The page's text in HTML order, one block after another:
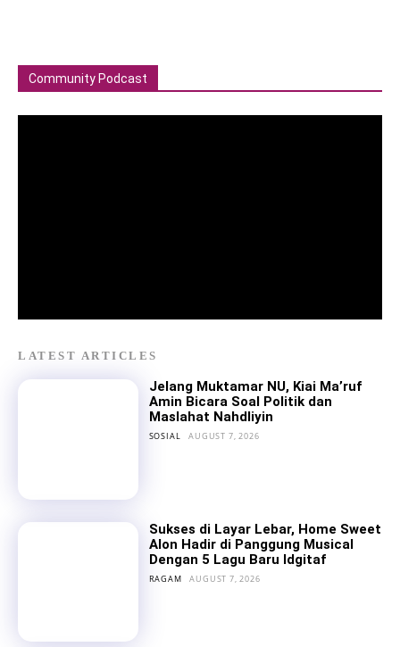
Community Podcast
LATEST ARTICLES
Jelang Muktamar NU, Kiai Ma’ruf
Amin Bicara Soal Politik dan
Maslahat Nahdliyin
SOSIAL AUGUST 7, 2026
Sukses di Layar Lebar, Home Sweet
Alon Hadir di Panggung Musical
Dengan 5 Lagu Baru Idgitaf
RAGAM AUGUST 7, 2026